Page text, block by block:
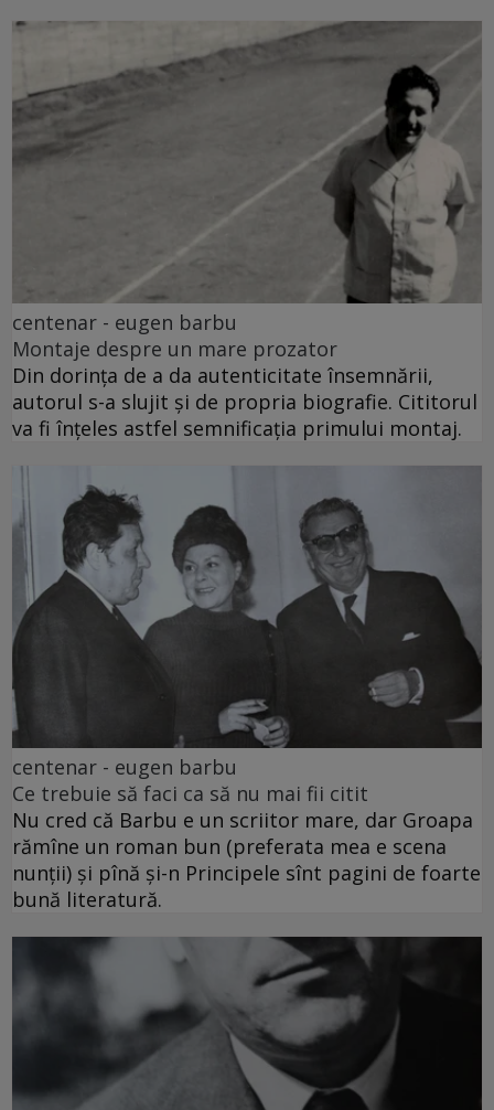
centenar - eugen barbu
Montaje despre un mare prozator
Din dorința de a da autenticitate însemnării,
autorul s-a slujit și de propria biografie. Cititorul
va fi înțeles astfel semnificația primului montaj.
centenar - eugen barbu
Ce trebuie să faci ca să nu mai fii citit
Nu cred că Barbu e un scriitor mare, dar Groapa
rămîne un roman bun (preferata mea e scena
nunții) și pînă și-n Principele sînt pagini de foarte
bună literatură.